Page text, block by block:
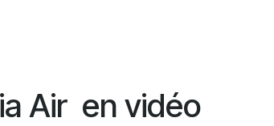
Air en vidéo